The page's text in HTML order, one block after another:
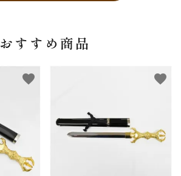
おすすめ商品
favorite favorite